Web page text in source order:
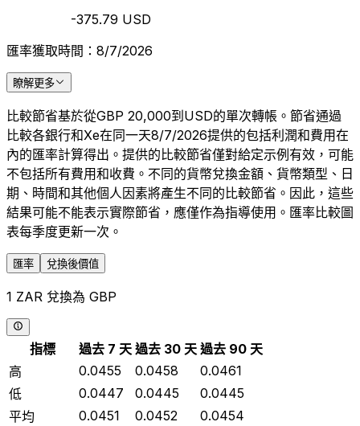
-375.79 USD
匯率獲取時間：8/7/2026
瞭解更多
比較節省基於從GBP 20,000到USD的單次轉帳。節省通過
比較各銀行和Xe在同一天8/7/2026提供的包括利潤和費用在
內的匯率計算得出。提供的比較節省僅對給定示例有效，可能
不包括所有費用和收費。不同的貨幣兌換金額、貨幣類型、日
期、時間和其他個人因素將產生不同的比較節省。因此，這些
結果可能不能表示實際節省，應僅作為指導使用。匯率比較圖
表每季度更新一次。
匯率 兌換後價值
1 ZAR 兌換為 GBP
指標 過去 7 天 過去 30 天 過去 90 天
高
0.0455 0.0458
0.0461
低
0.0447 0.0445
0.0445
平均
0.0451 0.0452
0.0454